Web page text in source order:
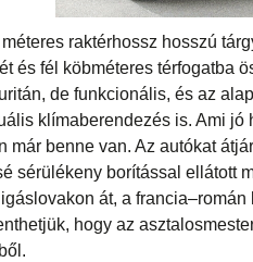
raktérhossz hosszú
és fél köbméteres térfogatba
de funkcionális, és az
klímaberendezés is. Ami jó
benne van. Az autókat
sérülékeny borítással ellátott
át, a
hogy az